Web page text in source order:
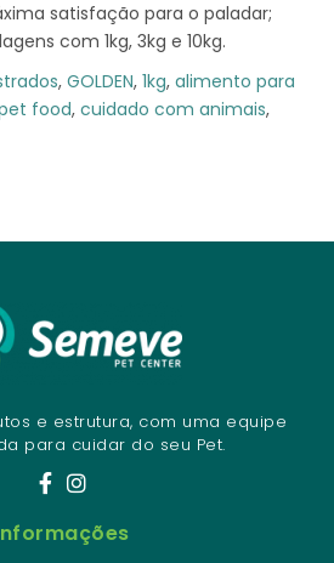
satisfação para o paladar;
com 1kg, 3kg e 10kg.
, GOLDEN, 1kg, alimento para
food, cuidado com animais,
e estrutura, com uma equipe
para cuidar do seu Pet.